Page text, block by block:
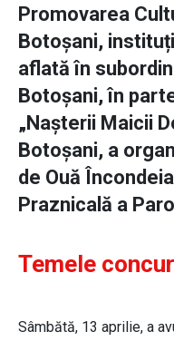
Promovarea
Botoșani,
aflată în
Botoșani, în
„Nașterii Maicii
Botoșani, a
de Ouă
Praznicală a
Temele
Sâmbătă, 13 aprilie, a